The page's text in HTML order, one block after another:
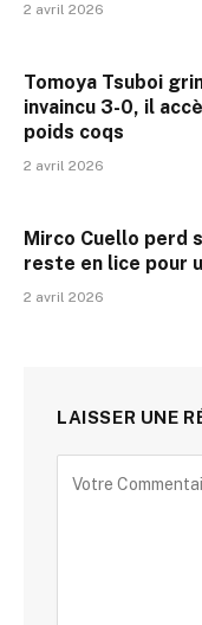
2 avril 2026
Tomoya Tsuboi
invaincu 3-0, il
poids coqs
2 avril 2026
Mirco Cuello perd
reste en lice pour
2 avril 2026
LAISSER UNE